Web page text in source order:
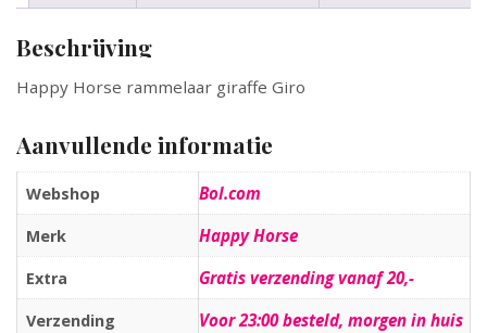
Beschrijving
Happy Horse rammelaar giraffe Giro
Aanvullende informatie
Webshop Bol.com
Merk Happy Horse
Extra Gratis verzending vanaf 20,-
Verzending Voor 23:00 besteld, morgen in huis